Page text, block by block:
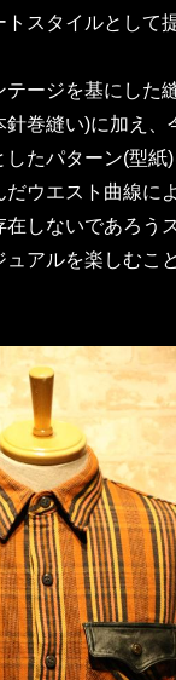
スタイルとして
ージを基にした
針巻縫い)に加え、
たパターン(型紙
ウエスト曲線に
しないであろう
ュアルを楽しむこ